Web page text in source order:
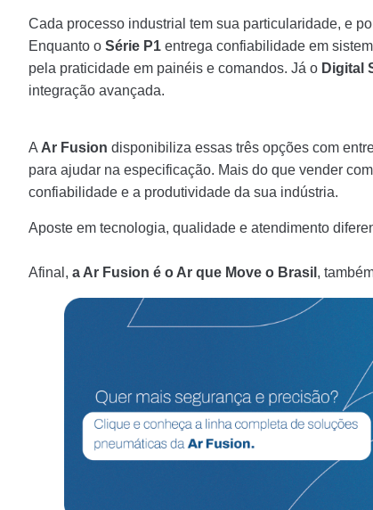
Cada processo industrial tem sua particularidade, e
Enquanto o Série P1 entrega confiabilidade em
pela praticidade em painéis e comandos. Já o Digital
integração avançada.
AAr Fusion disponibiliza essas três opções com
para ajudar na especificação. Mais do que vender
confiabilidade e a produtividade da sua indústria.
Aposte em tecnologia, qualidade e atendimento
Afinal, a Ar Fusion é o Ar que Move o Brasil ,